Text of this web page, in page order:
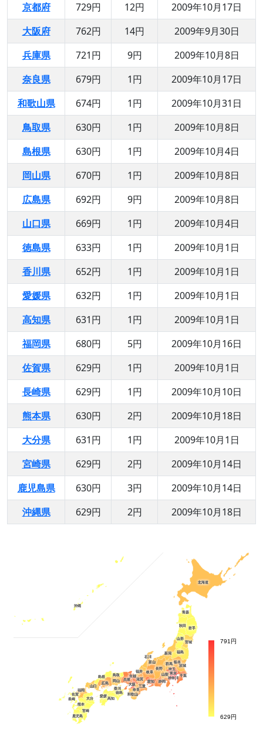
京都府
729円 12円
2009年10月17日
大阪府
762円 14円
2009年9月30日
兵庫県
721円 9円
2009年10月8日
奈良県
679円 1円
2009年10月17日
和歌山県
674円 1円
2009年10月31日
鳥取県
630円 1円
2009年10月8日
島根県
630円 1円
2009年10月4日
岡山県
670円 1円
2009年10月8日
広島県
692円 9円
2009年10月8日
山口県
669円 1円
2009年10月4日
徳島県
633円 1円
2009年10月1日
香川県
652円 1円
2009年10月1日
愛媛県
632円 1円
2009年10月1日
高知県
631円 1円
2009年10月1日
福岡県
680円 5円
2009年10月16日
佐賀県
629円 1円
2009年10月1日
長崎県
629円 1円
2009年10月10日
熊本県
630円 2円
2009年10月18日
大分県
631円 1円
2009年10月1日
宮崎県
629円 2円
2009年10月14日
鹿児島県
630円 3円
2009年10月14日
沖縄県
629円 2円 2009年10月18日